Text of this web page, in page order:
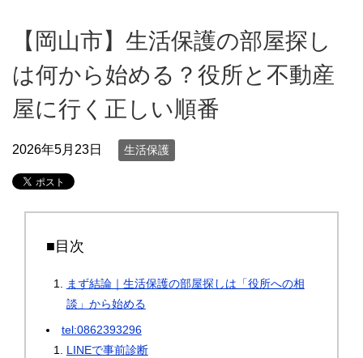
【岡山市】生活保護の部屋探し
は何から始める？役所と不動産
屋に行く正しい順番
2026年5月23日 生活保護
■目次
まず結論｜生活保護の部屋探しは「役所への相
談」から始める
tel:0862393296
LINEで事前診断